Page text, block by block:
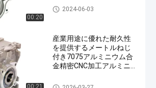
00:20
CNCの精密機械化
2024-06-03
00:21
産業用途に優れた耐久性
を提供するメートルねじ
付き7075アルミニウム合
金精密CNC加工アルミニ
CNCの精密機械化